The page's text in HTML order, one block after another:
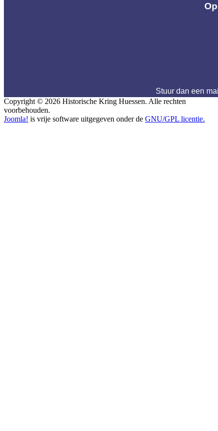
Stuur dan een
Copyright © 2026 Historische Kring Huessen. Alle rechten
voorbehouden.
Joomla! is vrije software uitgegeven onder de GNU/GPL licentie.